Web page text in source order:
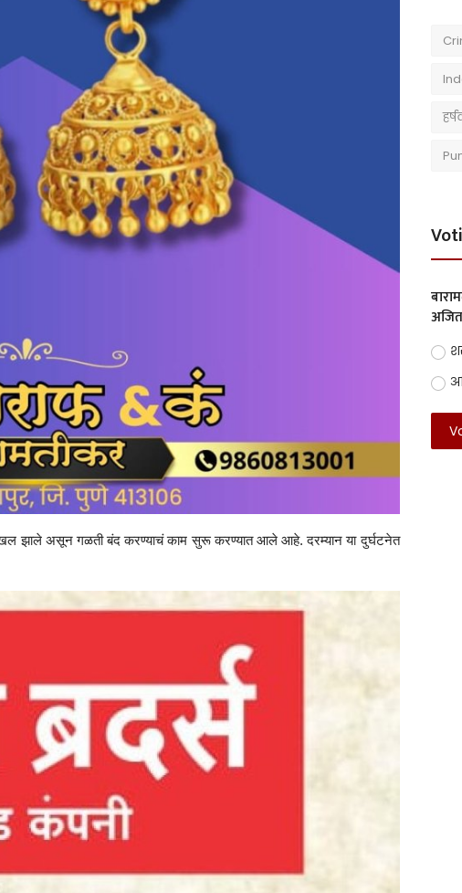
झाले असून गळती बंद करण्याचं काम सुरू करण्यात आले आहे. दरम्यान या दुर्घटनेत